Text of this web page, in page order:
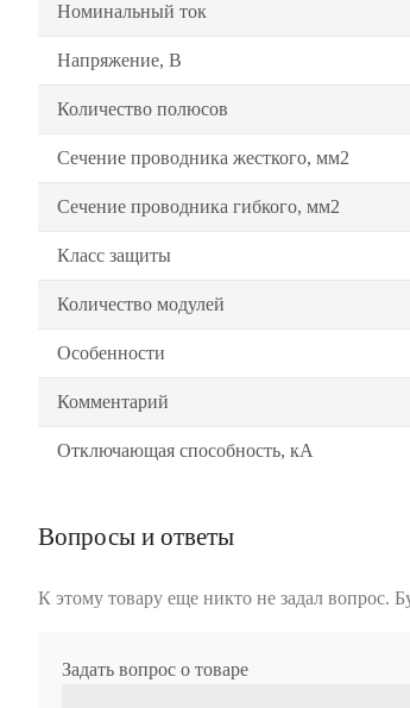
Номинальный ток
Напряжение, В
Количество полюсов
Сечение проводника жесткого, мм2
Сечение проводника гибкого, мм2
Класс защиты
Количество модулей
Особенности
Комментарий
Отключающая способность, кА
Вопросы и ответы
К этому товару еще никто не задал вопрос.
Задать вопрос о товаре